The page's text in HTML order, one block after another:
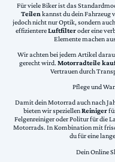
Für viele Biker ist das
Teilen kannst du dein Fahrzeug
jedoch nicht nur Optik, sondern
effizientereLuftfilteroder eine
Elemente machen
Wir achten bei jedem Artikel
gerecht wird. Motorradteile
Vertrauen durch
Pflege und
Damit dein Motorrad auch nach
bieten wir speziellenReiniger
Felgenreiniger oder Politur für die
Motorrads. In Kombination mit
du für eine
Dein Online